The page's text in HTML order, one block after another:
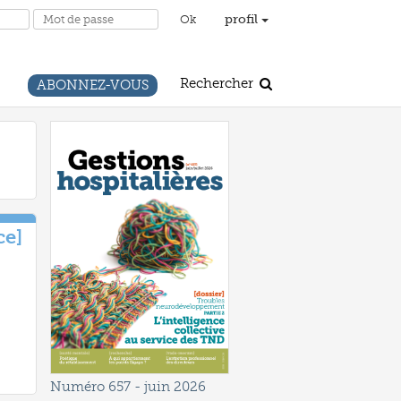
profil
ABONNEZ-VOUS Rechercher
Numéro 657 - juin 2026